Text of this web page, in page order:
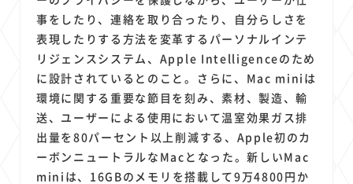
事をしたり、連絡を取り合ったり、自分らしさを
表現したりする方法を変革するパーソナルインテ
リジェンスシステム、Apple Intelligenceのため
に設計されているとのこと。さらに、Mac miniは
環境に関する重要な節目を刻み、素材、製造、輸
送、ユーザーによる使用において温室効果ガス排
出量を80パーセント以上削減する、Apple初のカ
ーボンニュートラルなMacとなった。新しいMac
miniは、16GBのメモリを搭載して9万4800円か